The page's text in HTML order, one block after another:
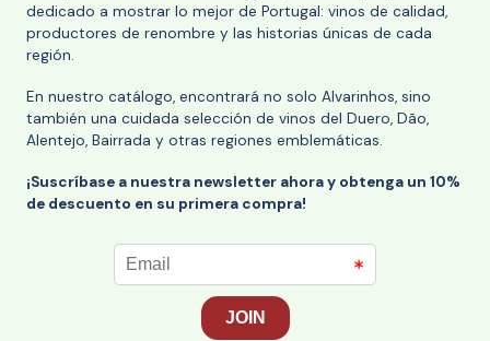
dedicado a mostrar lo mejor de Portugal: vinos de calidad,
productores de renombre y las historias únicas de cada
región.
En nuestro catálogo, encontrará no solo Alvarinhos, sino
también una cuidada selección de vinos del Duero, Dão,
Alentejo, Bairrada y otras regiones emblemáticas.
¡Suscríbase a nuestra newsletter ahora y obtenga un 10%
de descuento en su primera compra!